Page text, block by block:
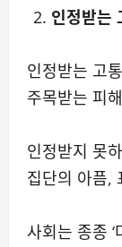
인정받는
인정받는 고
주목받는 피해
인정받지 못
집단의 아픔,
사회는 종종 ‘